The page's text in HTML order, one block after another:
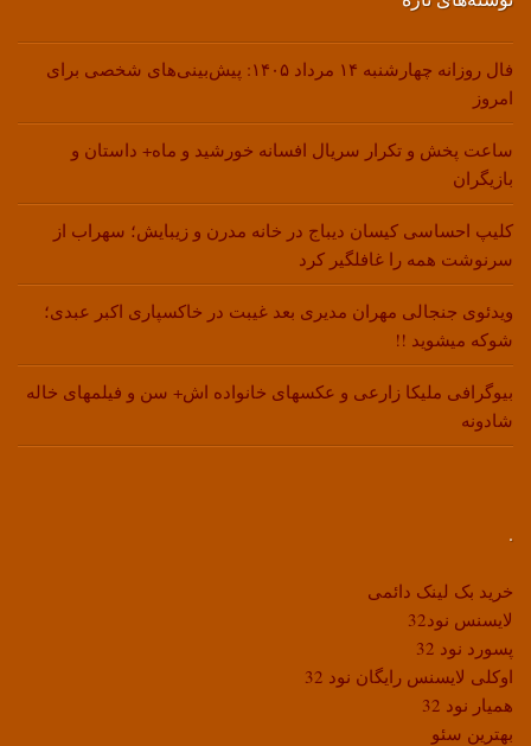
فال روزانه چهارشنبه ۱۴ مرداد ۱۴۰۵: پیش‌بینی‌های شخصی برای
امروز
ساعت پخش و تکرار سریال افسانه خورشید و ماه+ داستان و
بازیگران
کلیپ احساسی کیسان دیباج در خانه مدرن و زیبایش؛ سهراب از
سرنوشت همه را غافلگیر کرد
ویدئوی جنجالی مهران مدیری بعد غیبت در خاکسپاری اکبر عبدی؛
شوکه میشوید !!
بیوگرافی ملیکا زارعی و عکسهای خانواده اش+ سن و فیلمهای خاله
شادونه
.
خرید بک لینک دائمی
لایسنس نود32
پسورد نود 32
اوکلی لایسنس رایگان نود 32
همیار نود 32
بهترین سئو